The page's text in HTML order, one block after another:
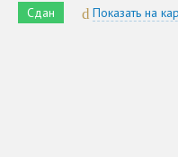
Сдан Показать на